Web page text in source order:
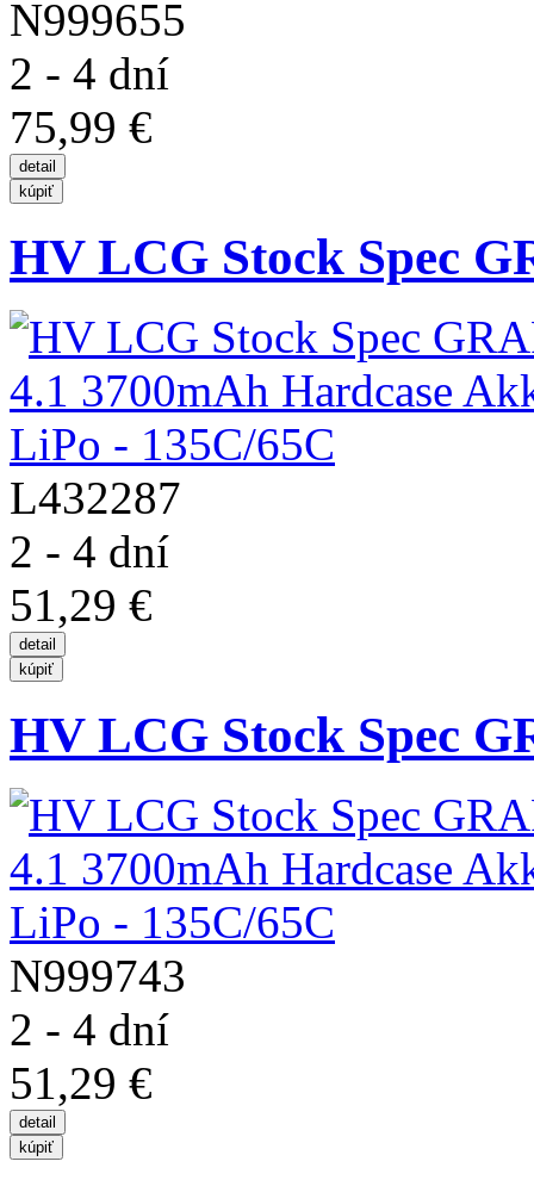
N999655
2 - 4 dní
75,99 €
HV LCG Stock Spec
L432287
2 - 4 dní
51,29 €
HV LCG Stock Spec
N999743
2 - 4 dní
51,29 €